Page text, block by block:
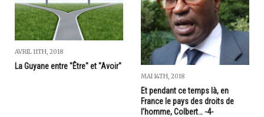
AVRIL 11TH, 2018
La Guyane entre "Être" et "Avoir"
MAI 14TH, 2018
Et pendant ce temps là, en
France le pays des droits de
l’homme, Colbert… -4-